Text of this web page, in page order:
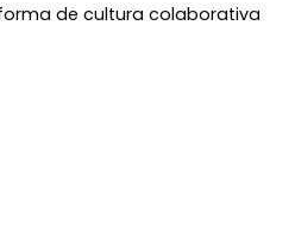
de cultura colaborativa